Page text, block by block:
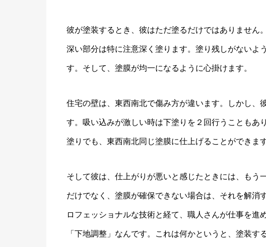
彼が塗装するとき、彼はただ塗るだけではありません
深い部分は特に注意深く塗ります。塗り残しがないよ
す。そして、塗膜が均一になるように心掛けます。
住宅の壁は、東西南北で傷み方が違います。しかし、
す。吸い込みが激しい時は下塗りを２回行うこともあ
塗りでも、東西南北同じ塗膜に仕上げることができます
そして彼は、仕上がりが悪いと感じたときには、もう
だけでなく、塗膜が確保できない場合は、それを解消
ロフェッショナルな技術と経て、職人さんが仕事を進
「下地調整」なんです。これは何かというと、塗装